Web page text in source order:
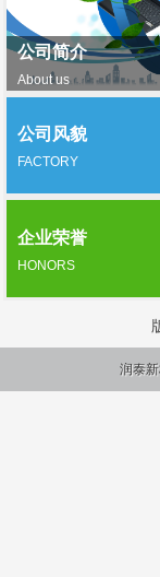
公司简介
About us
公司风貌
FACTORY
企业荣誉
HONORS
润泰